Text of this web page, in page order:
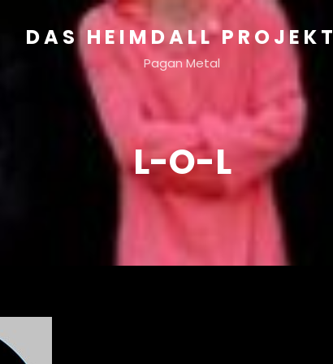
DAS HEIMDALL PROJEKT
Pagan Metal
L-O-L